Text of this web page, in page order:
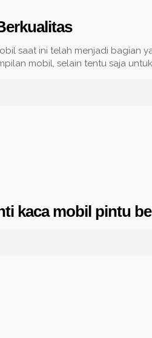
saat ini telah menjadi bagian
mobil, selain tentu saja
kaca mobil pintu